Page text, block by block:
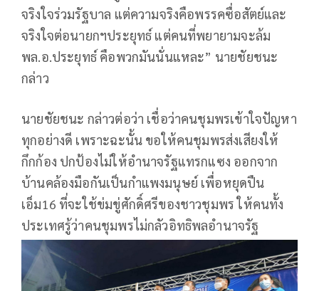
จริงใจร่วมรัฐบาล แต่ความจริงคือพรรคซื่อสัตย์และ
จริงใจต่อนายกฯประยุทธ์ แต่คนที่พยายามจะล้ม
พล.อ.ประยุทธ์ คือพวกมันนั่นแหละ” นายชัยชนะ
กล่าว
นายชัยชนะ กล่าวต่อว่า เชื่อว่าคนชุมพรเข้าใจปัญหา
ทุกอย่างดี เพราะฉะนั้น ขอให้คนชุมพรส่งเสียงให้
กึกก้อง ปกป้องไม่ให้อำนาจรัฐแทรกแซง ออกจาก
บ้านคล้องมือกันเป็นกำแพงมนุษย์ เพื่อหยุดปืน
เอ็ม16 ที่จะใช้ข่มขู่ศักดิ์ศรีของชาวชุมพร ให้คนทั้ง
ประเทศรู้ว่าคนชุมพรไม่กลัวอิทธิพลอำนาจรัฐ